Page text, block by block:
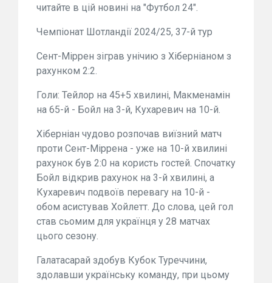
читайте в цій новині на "Футбол 24".
Чемпіонат Шотландії 2024/25, 37-й тур
Сент-Міррен зіграв унічию з Хіберніаном з
рахунком 2:2.
Голи: Тейлор на 45+5 хвилині, Макменамін
на 65-й - Бойл на 3-й, Кухаревич на 10-й.
Хіберніан чудово розпочав виїзний матч
проти Сент-Міррена - уже на 10-й хвилині
рахунок був 2:0 на користь гостей. Спочатку
Бойл відкрив рахунок на 3-й хвилині, а
Кухаревич подвоїв перевагу на 10-й -
обом асистував Хойлетт. До слова, цей гол
став сьомим для українця у 28 матчах
цього сезону.
Галатасарай здобув Кубок Туреччини,
здолавши українську команду, при цьому